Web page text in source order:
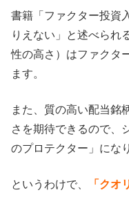
書籍「ファクター投資
りえない」と述べられ
性の高さ）はファクタ
ます。
また、質の高い配当銘
さを期待できるので、
のプロテクター」にな
というわけで、
「クオ